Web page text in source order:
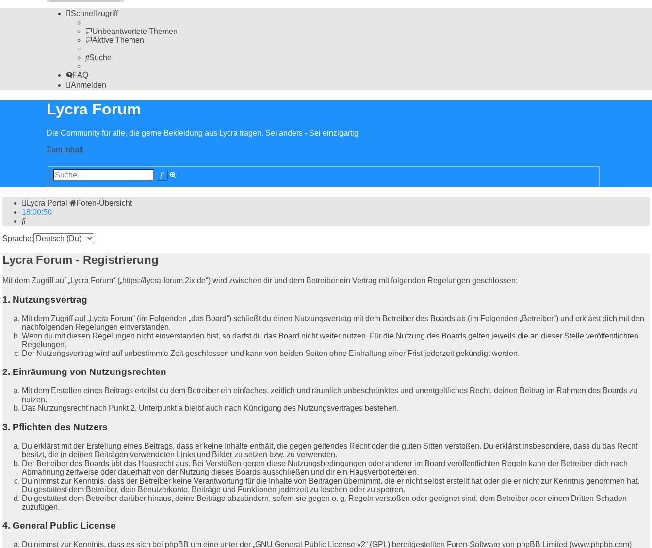
Schnellzugriff
Unbeantwortete Themen
Aktive Themen
Suche
FAQ
Anmelden
Lycra Forum
Die Community für alle, die gerne Bekleidung aus Lycra tragen. Sei anders - Sei einzigartig
Zum Inhalt
Suche
Lycra Portal
Foren-Übersicht
18:00:50
Suche
Sprache:
Lycra Forum - Registrierung
Mit dem Zugriff auf „Lycra Forum“ („https://lycra-forum.2ix.de“) wird zwischen dir und dem Betreiber ein Vertrag mit folgenden Regelungen geschlossen:
1. Nutzungsvertrag
Mit dem Zugriff auf „Lycra Forum“ (im Folgenden „das Board“) schließt du einen Nutzungsvertrag mit dem Betreiber des Boards ab (im Folgenden „Betreiber“) und erklärst dich mit den
nachfolgenden Regelungen einverstanden.
Wenn du mit diesen Regelungen nicht einverstanden bist, so darfst du das Board nicht weiter nutzen. Für die Nutzung des Boards gelten jeweils die an dieser Stelle veröffentlichten
Regelungen.
Der Nutzungsvertrag wird auf unbestimmte Zeit geschlossen und kann von beiden Seiten ohne Einhaltung einer Frist jederzeit gekündigt werden.
2. Einräumung von Nutzungsrechten
Mit dem Erstellen eines Beitrags erteilst du dem Betreiber ein einfaches, zeitlich und räumlich unbeschränktes und unentgeltliches Recht, deinen Beitrag im Rahmen des Boards zu
nutzen.
Das Nutzungsrecht nach Punkt 2, Unterpunkt a bleibt auch nach Kündigung des Nutzungsvertrages bestehen.
3. Pflichten des Nutzers
Du erklärst mit der Erstellung eines Beitrags, dass er keine Inhalte enthält, die gegen geltendes Recht oder die guten Sitten verstoßen. Du erklärst insbesondere, dass du das Recht
besitzt, die in deinen Beiträgen verwendeten Links und Bilder zu setzen bzw. zu verwenden.
Der Betreiber des Boards übt das Hausrecht aus. Bei Verstößen gegen diese Nutzungsbedingungen oder anderer im Board veröffentlichten Regeln kann der Betreiber dich nach
Abmahnung zeitweise oder dauerhaft von der Nutzung dieses Boards ausschließen und dir ein Hausverbot erteilen.
Du nimmst zur Kenntnis, dass der Betreiber keine Verantwortung für die Inhalte von Beiträgen übernimmt, die er nicht selbst erstellt hat oder die er nicht zur Kenntnis genommen hat.
Du gestattest dem Betreiber, dein Benutzerkonto, Beiträge und Funktionen jederzeit zu löschen oder zu sperren.
Du gestattest dem Betreiber darüber hinaus, deine Beiträge abzuändern, sofern sie gegen o. g. Regeln verstoßen oder geeignet sind, dem Betreiber oder einem Dritten Schaden
zuzufügen.
4. General Public License
Du nimmst zur Kenntnis, dass es sich bei phpBB um eine unter der „GNU General Public License v2“ (GPL) bereitgestellten Foren-Software von phpBB Limited (www.phpbb.com)